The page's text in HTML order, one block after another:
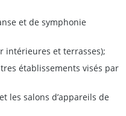
et de symphonie
intérieures et terrasses);
établissements visés par
les salons d’appareils de